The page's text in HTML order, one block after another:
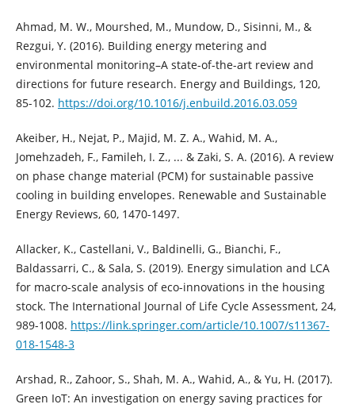
Ahmad, M. W., Mourshed, M., Mundow, D., Sisinni, M., &
Rezgui, Y. (2016). Building energy metering and
environmental monitoring–A state-of-the-art review and
directions for future research. Energy and Buildings, 120,
85-102. https://doi.org/10.1016/j.enbuild.2016.03.059
Akeiber, H., Nejat, P., Majid, M. Z. A., Wahid, M. A.,
Jomehzadeh, F., Famileh, I. Z., ... & Zaki, S. A. (2016). A review
on phase change material (PCM) for sustainable passive
cooling in building envelopes. Renewable and Sustainable
Energy Reviews, 60, 1470-1497.
Allacker, K., Castellani, V., Baldinelli, G., Bianchi, F.,
Baldassarri, C., & Sala, S. (2019). Energy simulation and LCA
for macro-scale analysis of eco-innovations in the housing
stock. The International Journal of Life Cycle Assessment, 24,
989-1008. https://link.springer.com/article/10.1007/s11367-
018-1548-3
Arshad, R., Zahoor, S., Shah, M. A., Wahid, A., & Yu, H. (2017).
Green IoT: An investigation on energy saving practices for